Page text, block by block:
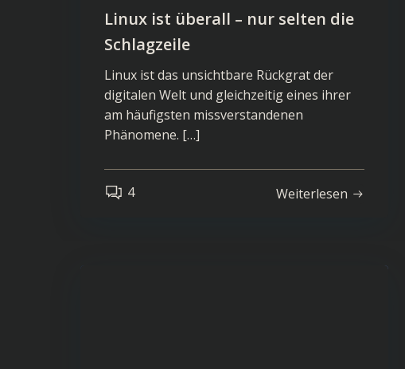
Linux ist überall – nur selten die
Schlagzeile
Linux ist das unsichtbare Rückgrat der
digitalen Welt und gleichzeitig eines ihrer
am häufigsten missverstandenen
Phänomene. […]
4 Weiterlesen